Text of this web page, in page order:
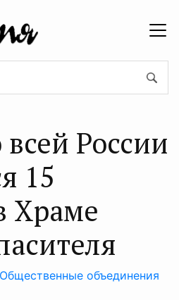
России
15
Храме
Общественные объединения